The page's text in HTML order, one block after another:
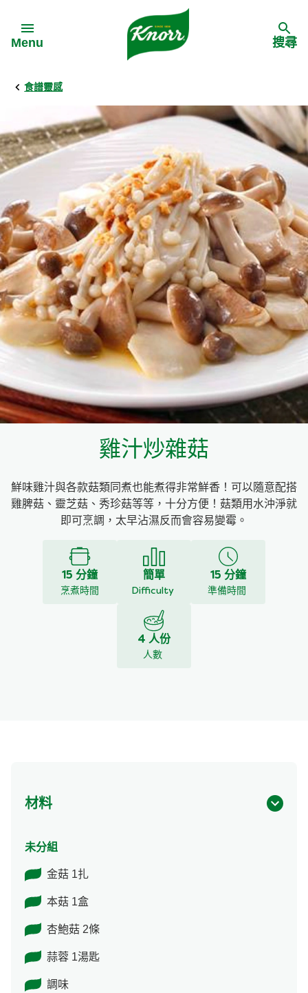
Menu
Back
食譜靈感
料理食材
料理方式
季節節慶
多國料理
料理種類
Back
家樂牌產品
家樂牌純鮮雞粉
家樂牌雞粉
家樂牌鮮菇粉
家樂牌濃湯寶
家樂牌雞汁
家樂牌鮮露
家樂牌雞湯粒
Back
主頁
背景
甚麼是愛環境食材
愛環境食材名單
愛環境食材食譜
愛環境食材篩選條件
搜尋
食譜靈感
雞汁炒雜菇
鮮味雞汁與各款菇類同煮也能煮得非常鮮香！可以隨意配搭
雞脾菇、靈芝菇、秀珍菇等等，十分方便！菇類用水沖淨就
即可烹調，太早沾濕反而會容易變霉。
15 分鐘
烹煮時間
簡單
Difficulty
15 分鐘
準備時間
4 人份
人數
材料
未分組
金菇 1扎
本菇 1盒
杏鮑菇 2條
蒜蓉 1湯匙
調味